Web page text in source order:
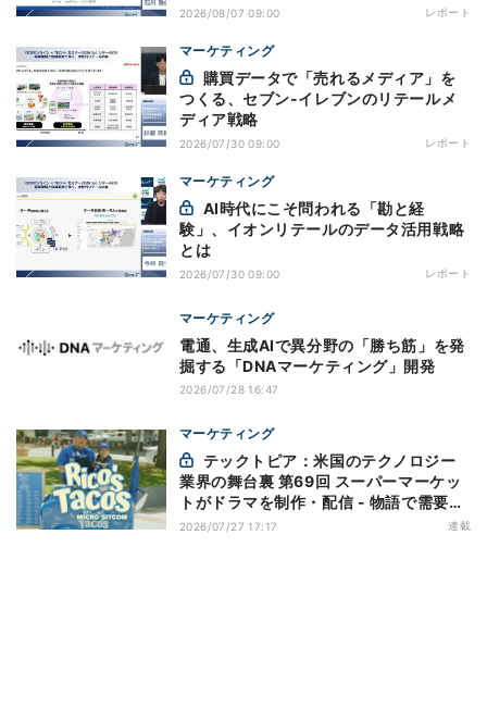
チャネル
2026/08/07 09:00 レポート
マーケティング
つくる、セブン-イレブンのリテールメ
ディア戦略
2026/07/30 09:00 レポート
マーケティング
験」、イオンリテールのデータ活用戦略
とは
2026/07/30 09:00 レポート
マーケティング
電通、生成AIで異分野の「勝ち筋」を発
掘する「DNAマーケティング」開発
2026/07/28 16:47
マーケティング
業界の舞台裏 第69回 スーパーマーケッ
トがドラマを制作・配信 - 物語で需要を
演出する小売メディア
2026/07/27 17:17 連載